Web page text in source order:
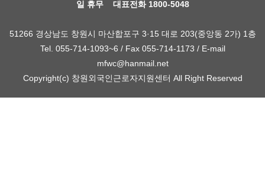
일 휴무 대표전화 1800-5048
51266 경상남도 창원시 마산합포구 3·15 대로 203(중앙동 2가) 1층
Tel. 055-714-1093~6 / Fax 055-714-1173 / E-mail
mfwc@hanmail.net
Copyright(c) 창원외국인근로자지원센터 All Right Reserved